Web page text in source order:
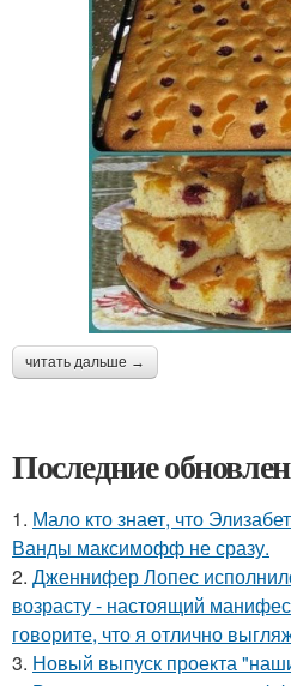
читать дальше →
Последние
1. Мало кто знает, что
Ванды максимофф не сразу.
2. Дженнифер Лопес
возрасту - настоящий
говорите, что я отлично
3. Новый выпуск проекта